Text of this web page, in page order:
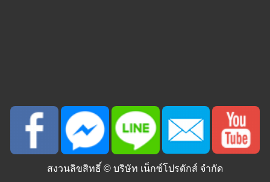
สงวนลิขสิทธิ์ © บริษัท เน็กซ์โปรดักส์ จำกัด